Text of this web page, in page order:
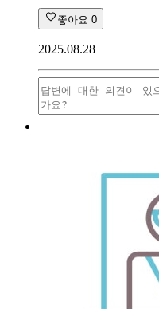
좋아요 0
2025.08.28